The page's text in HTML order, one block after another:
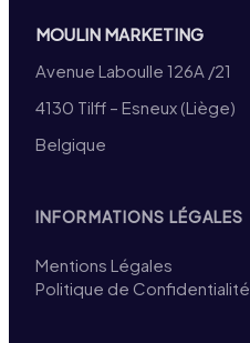
MOULIN MARKETING
Avenue Laboulle 126A /21
4130 Tilff – Esneux (Liège)
Belgique
INFORMATIONS LÉGALES
Mentions Légales
Politique de Confidentialité